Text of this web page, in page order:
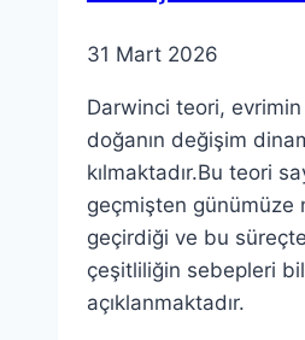
31 Mart 2026
Darwinci teori,
doğanın değişim
kılmaktadır.Bu teori
geçmişten günümüze
geçirdiği ve bu
çeşitliliğin sebepleri
açıklanmaktadır.